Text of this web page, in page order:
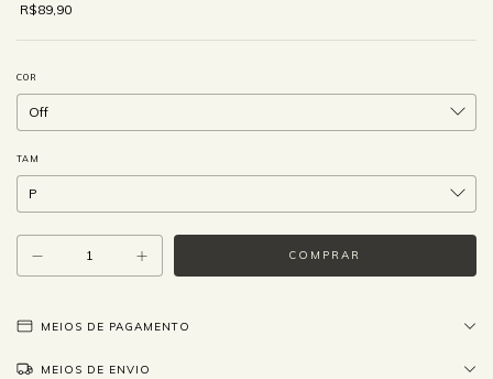
R$89,90
COR
TAM
MEIOS DE PAGAMENTO
MEIOS DE ENVIO